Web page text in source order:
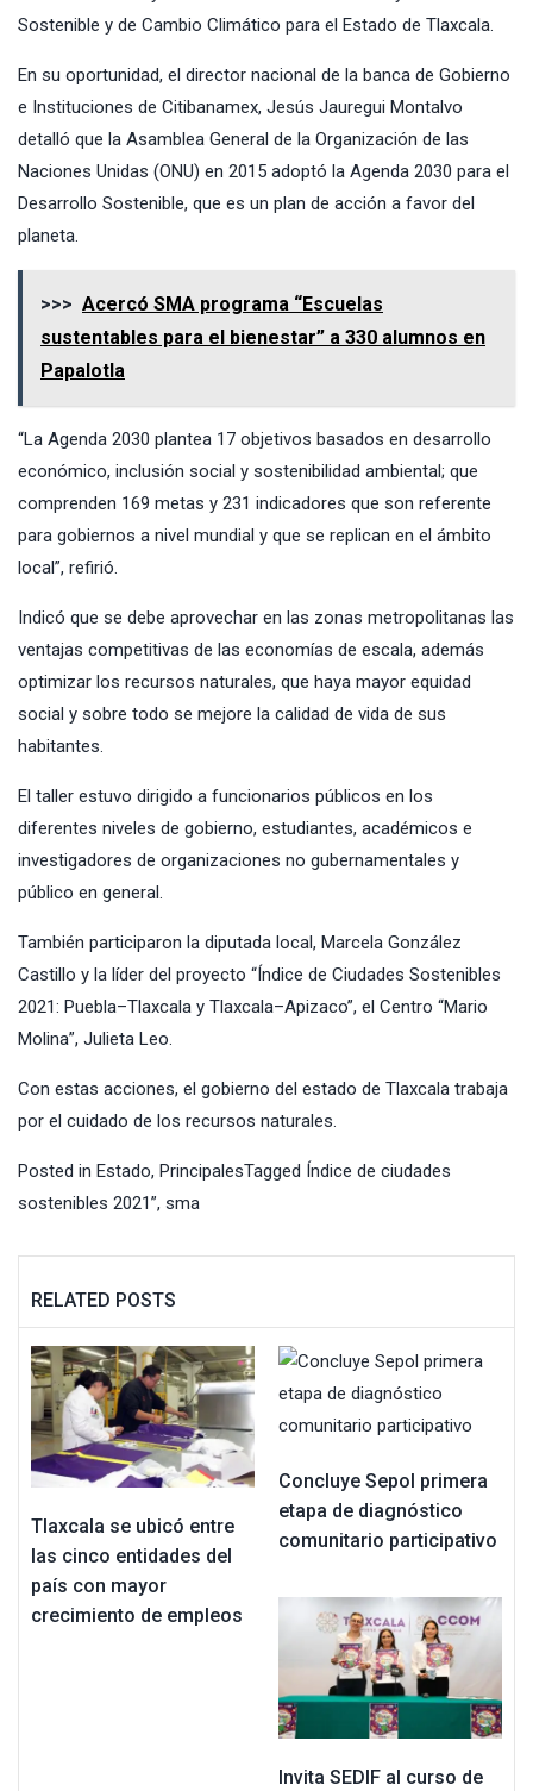
Sostenible y de Cambio Climático para el Estado de Tlaxcala.
En su oportunidad, el director nacional de la banca de Gobierno
e Instituciones de Citibanamex, Jesús Jauregui Montalvo
detalló que la Asamblea General de la Organización de las
Naciones Unidas (ONU) en 2015 adoptó la Agenda 2030 para el
Desarrollo Sostenible, que es un plan de acción a favor del
planeta.
>>> Acercó SMA programa “Escuelas
sustentables para el bienestar” a 330 alumnos en
Papalotla
“La Agenda 2030 plantea 17 objetivos basados en desarrollo
económico, inclusión social y sostenibilidad ambiental; que
comprenden 169 metas y 231 indicadores que son referente
para gobiernos a nivel mundial y que se replican en el ámbito
local”, refirió.
Indicó que se debe aprovechar en las zonas metropolitanas las
ventajas competitivas de las economías de escala, además
optimizar los recursos naturales, que haya mayor equidad
social y sobre todo se mejore la calidad de vida de sus
habitantes.
El taller estuvo dirigido a funcionarios públicos en los
diferentes niveles de gobierno, estudiantes, académicos e
investigadores de organizaciones no gubernamentales y
público en general.
También participaron la diputada local, Marcela González
Castillo y la líder del proyecto “Índice de Ciudades Sostenibles
2021: Puebla–Tlaxcala y Tlaxcala–Apizaco”, el Centro “Mario
Molina”, Julieta Leo.
Con estas acciones, el gobierno del estado de Tlaxcala trabaja
por el cuidado de los recursos naturales.
Posted in Estado, PrincipalesTagged Índice de ciudades
sostenibles 2021”, sma
RELATED POSTS
Tlaxcala se ubicó entre
las cinco entidades del
país con mayor
crecimiento de empleos
Concluye Sepol primera
etapa de diagnóstico
comunitario participativo
Invita SEDIF al curso de